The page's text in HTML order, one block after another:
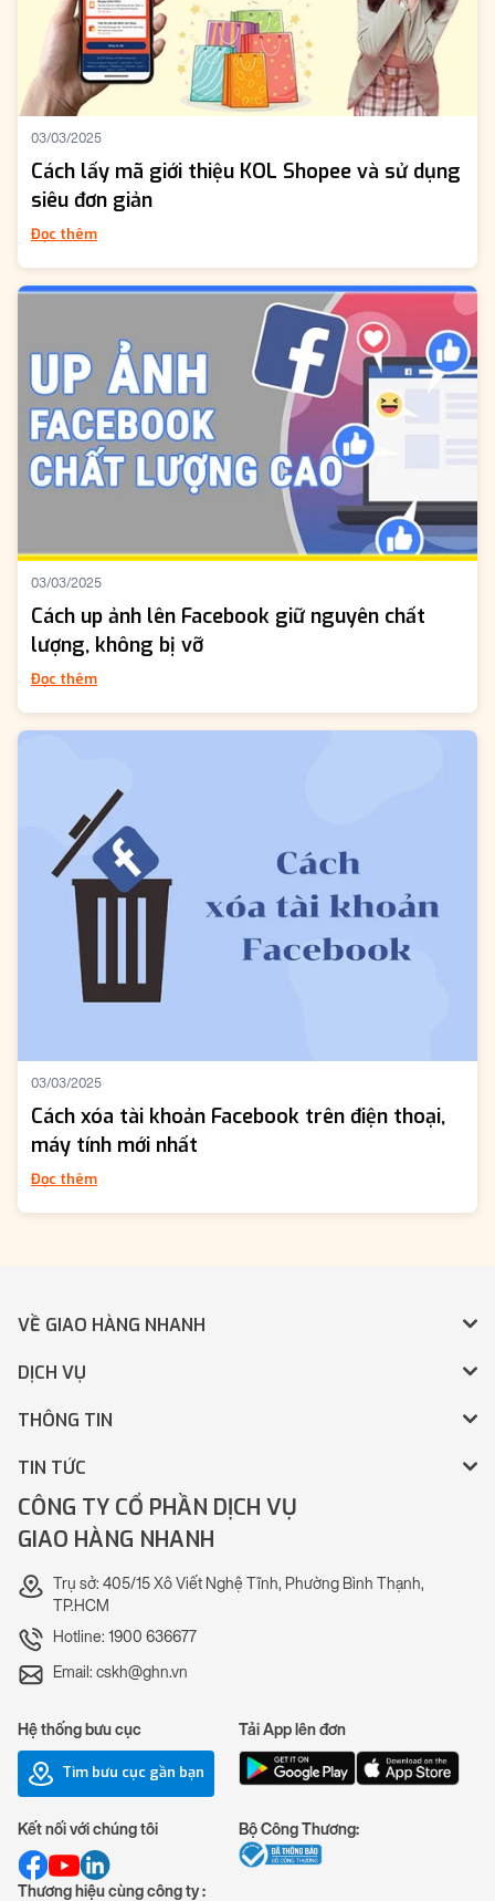
03/03/2025
Cách lấy mã giới thiệu KOL Shopee và sử dụng
siêu đơn giản
Đọc thêm
03/03/2025
Cách up ảnh lên Facebook giữ nguyên chất
lượng, không bị vỡ
Đọc thêm
03/03/2025
Cách xóa tài khoản Facebook trên điện thoại,
máy tính mới nhất
Đọc thêm
VỀ GIAO HÀNG NHANH
DỊCH VỤ
THÔNG TIN
TIN TỨC
CÔNG TY CỔ PHẦN DỊCH VỤ
GIAO HÀNG NHANH
Trụ sở: 405/15 Xô Viết Nghệ Tĩnh, Phường Bình Thạnh,
TP.HCM
Hotline: 1900 636677
Email: cskh@ghn.vn
Hệ thống bưu cục
Tìm bưu cục gần bạn
Tải App lên đơn
Kết nối với chúng tôi
Thương hiệu cùng công ty :
Bộ Công Thương: